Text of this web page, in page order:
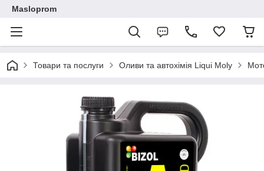
Masloprom
Товари та послуги Оливи та автохімія Liqui Moly